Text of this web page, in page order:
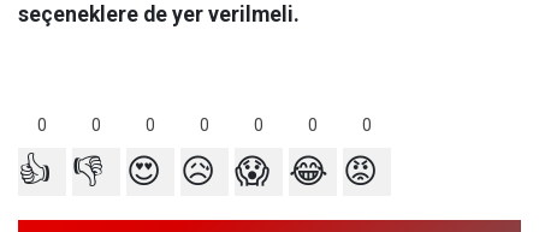
seçeneklere de yer verilmeli.
0 0 0 0 0 0 0
👍 👎 😍 😥 😱 😂 😡